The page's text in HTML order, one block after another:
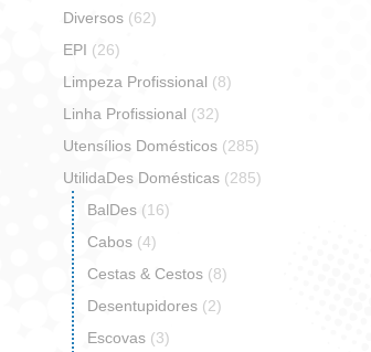
Diversos (62)
EPI (26)
Limpeza Profissional (8)
Linha Profissional (32)
Utensílios Domésticos (285)
UtilidaDes Domésticas (285)
BalDes (16)
Cabos (4)
Cestas & Cestos (8)
Desentupidores (2)
Escovas (3)